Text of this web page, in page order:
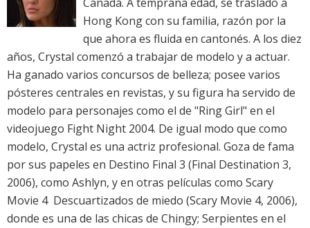
Hong Kong con su familia, razón por la
que ahora es fluida en cantonés. A los diez
años, Crystal comenzó a trabajar de modelo y a actuar.
Ha ganado varios concursos de belleza; posee varios
pósteres centrales en revistas, y su figura ha servido de
modelo para personajes como el de "Ring Girl" en el
videojuego Fight Night 2004. De igual modo que como
modelo, Crystal es una actriz profesional. Goza de fama
por sus papeles en Destino Final 3 (Final Destination 3,
2006), como Ashlyn, y en otras películas como Scary
Movie 4  Descuartizados de miedo (Scary Movie 4, 2006),
donde es una de las chicas de Chingy; Serpientes en el